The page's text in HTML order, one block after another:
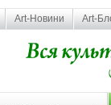
Art-Новини Art-